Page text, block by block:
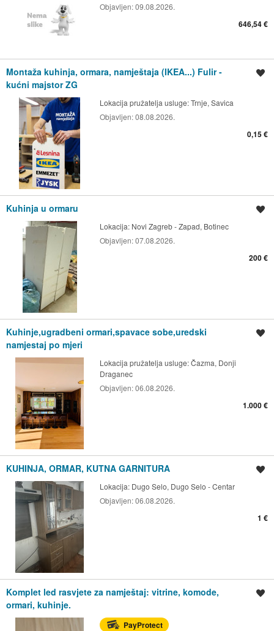
Objavljen:09.08.2026.
646,54 €
Montaža kuhinja, ormara, namještaja (IKEA...) Fulir -
kućni majstor ZG
Lokacija pružatelja usluge:Trnje, Savica
Objavljen:08.08.2026.
0,15 €
Kuhinja u ormaru
Lokacija: Novi Zagreb - Zapad, Botinec
Objavljen:07.08.2026.
200 €
Kuhinje,ugradbeni ormari,spavace sobe,uredski
namjestaj po mjeri
Lokacija pružatelja usluge:Čazma, Donji
Draganec
Objavljen:06.08.2026.
1.000 €
KUHINJA, ORMAR, KUTNA GARNITURA
Lokacija: Dugo Selo, Dugo Selo - Centar
Objavljen:06.08.2026.
1 €
Komplet led rasvjete za namještaj: vitrine, komode,
ormari, kuhinje.
PayProtect